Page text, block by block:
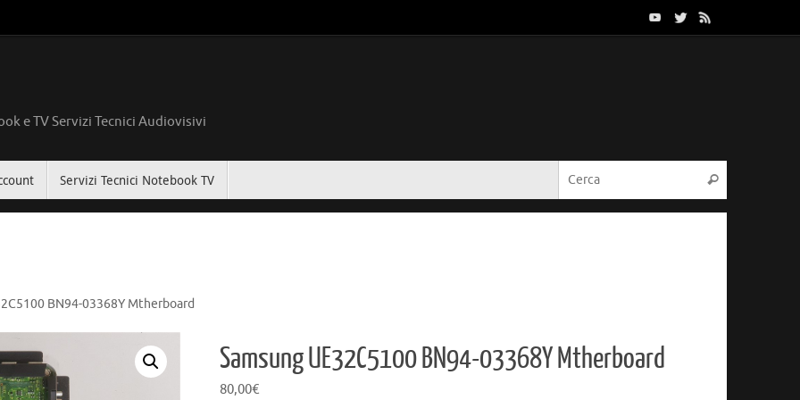
e TV Servizi Tecnici Audiovisivi
Servizi Tecnici Notebook TV Cerca
BN94-03368Y Mtherboard
Samsung UE32C5100 BN94-03368Y Mtherboard
80,00€